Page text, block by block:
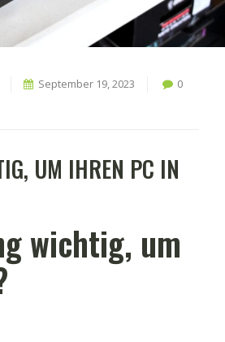
September 19, 2023
0
UM IHREN PC IN T
wichtig, um